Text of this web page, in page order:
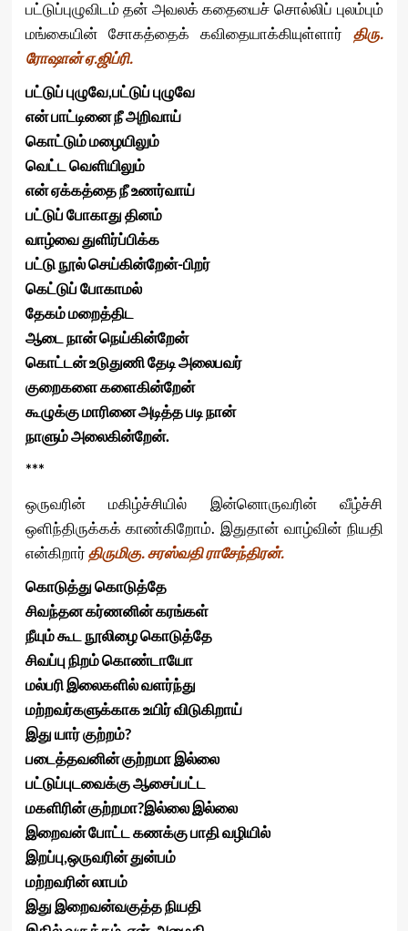
பட்டுப்புழுவிடம் தன் அவலக் கதையைச் சொல்லிப் புலம்பும்
மங்கையின் சோகத்தைக் கவிதையாக்கியுள்ளார் திரு.
ரோஷான்ஏ.ஜிப்ரி.
பட்டுப் புழுவே,பட்டுப் புழுவே
என் பாட்டினை நீ அறிவாய்
கொட்டும் மழையிலும்
வெட்ட வெளியிலும்
என் ஏக்கத்தை நீ உணர்வாய்
பட்டுப் போகாது தினம்
வாழ்வை துளிர்ப்பிக்க
பட்டு நூல் செய்கின்றேன்-பிறர்
கெட்டுப் போகாமல்
தேகம் மறைத்திட
ஆடை நான் நெய்கின்றேன்
கொட்டன் உடுதுணி தேடி அலைபவர்
குறைகளை களைகின்றேன்
கூழுக்கு மாரினை அடித்த படி நான்
நாளும் அலைகின்றேன்.
***
ஒருவரின் மகிழ்ச்சியில் இன்னொருவரின் வீழ்ச்சி
ஒளிந்திருக்கக் காண்கிறோம். இதுதான் வாழ்வின் நியதி
என்கிறார்திருமிகு. சரஸ்வதி ராசேந்திரன்.
கொடுத்து கொடுத்தே
சிவந்தன கர்ணனின் கரங்கள்
நீயும் கூட நூலிழை கொடுத்தே
சிவப்பு நிறம் கொண்டாயோ
மல்பரி இலைகளில் வளர்ந்து
மற்றவர்களுக்காக உயிர் விடுகிறாய்
இது யார் குற்றம்?
படைத்தவனின் குற்றமா இல்லை
பட்டுப்புடவைக்கு ஆசைப்பட்ட
மகளிரின் குற்றமா?இல்லை இல்லை
இறைவன் போட்ட கணக்கு பாதி வழியில்
இறப்பு,ஒருவரின் துன்பம்
மற்றவரின் லாபம்
இது இறைவன்வகுத்த நியதி